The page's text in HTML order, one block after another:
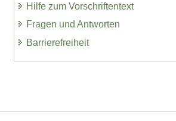
Hilfe zum Vorschriftentext
Fragen und Antworten
Barrierefreiheit